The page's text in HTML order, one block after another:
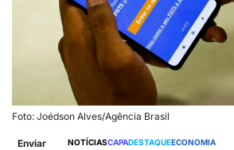
Foto: Joédson Alves/Agência Brasil
Enviar NOTÍCIASCAPADESTAQUEECONOMIA